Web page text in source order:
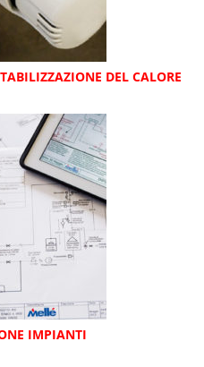
DEL CALORE
IMPIANTI